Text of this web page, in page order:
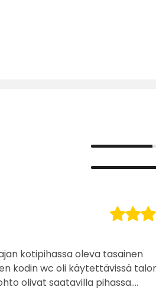
kotipihassa oleva tasainen
kodin wc oli käytettävissä
olivat saatavilla pihassa.